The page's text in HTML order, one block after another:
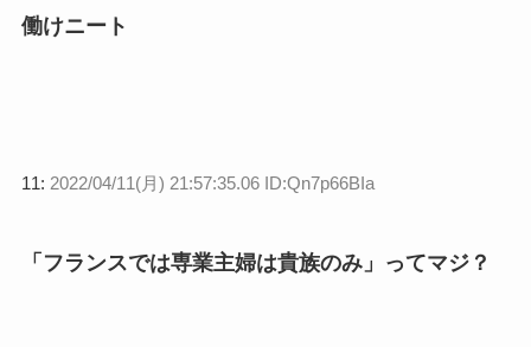
働けニート
11: 2022/04/11(月) 21:57:35.06 ID:Qn7p66BIa
「フランスでは専業主婦は貴族のみ」ってマジ？